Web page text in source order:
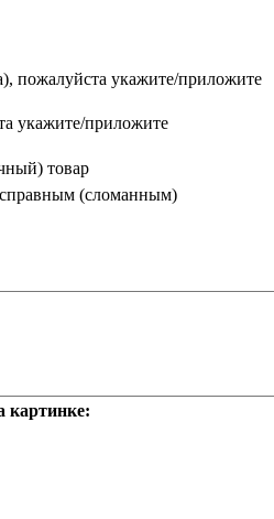
пожалуйста укажите/приложите
укажите/приложите
товар
(сломанным)
картинке: